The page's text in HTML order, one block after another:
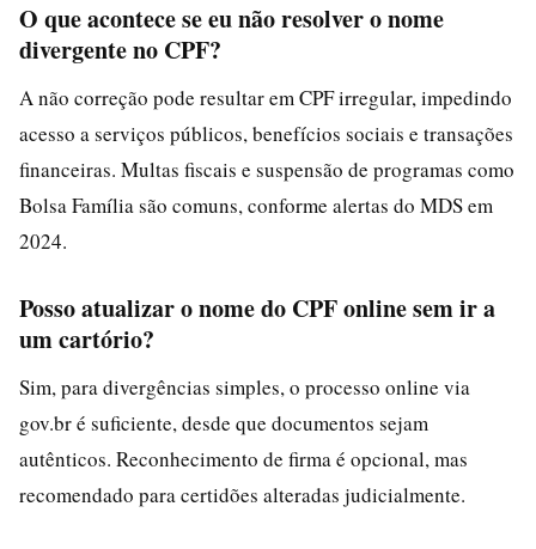
O que acontece se eu não resolver o nome
divergente no CPF?
A não correção pode resultar em CPF irregular, impedindo
acesso a serviços públicos, benefícios sociais e transações
financeiras. Multas fiscais e suspensão de programas como
Bolsa Família são comuns, conforme alertas do MDS em
2024.
Posso atualizar o nome do CPF online sem ir a
um cartório?
Sim, para divergências simples, o processo online via
gov.br é suficiente, desde que documentos sejam
autênticos. Reconhecimento de firma é opcional, mas
recomendado para certidões alteradas judicialmente.